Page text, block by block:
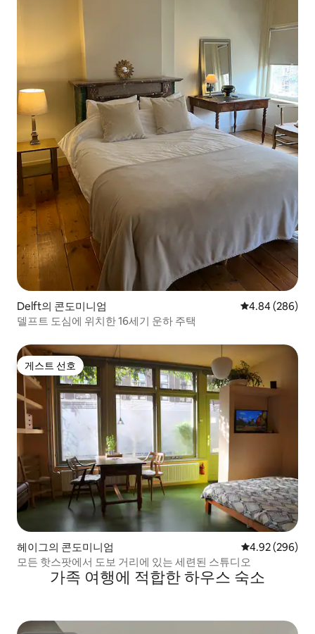
Delft의 콘도미니엄 평점 4.84점(5
4.84 (286)
델프트 도심에 위치한 16세기 운하 주택
게스트 선호
게스트 선호
헤이그의 콘도미니엄 평점 4.92점(5
4.92 (296)
모든 핫스팟에서 도보 거리에 있는 세련된 스튜디오
가족 여행에 적합한 하우스 숙소